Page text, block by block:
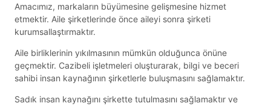
Amacımız, markaların büyümesine gelişmesine hizmet
etmektir. Aile şirketlerinde önce aileyi sonra şirketi
kurumsallaştırmaktır.
Aile birliklerinin yıkılmasının mümkün olduğunca önüne
geçmektir. Cazibeli işletmeleri oluşturarak, bilgi ve beceri
sahibi insan kaynağının şirketlerle buluşmasını sağlamaktır.
Sadık insan kaynağını şirkette tutulmasını sağlamaktır ve